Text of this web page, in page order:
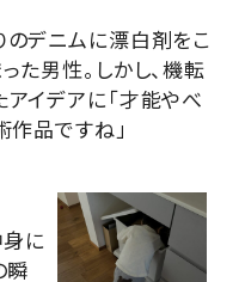
のデニムに漂白剤をこ
た男性。しかし、機転
イデアに「才能やべ
作品ですね」
に
瞬